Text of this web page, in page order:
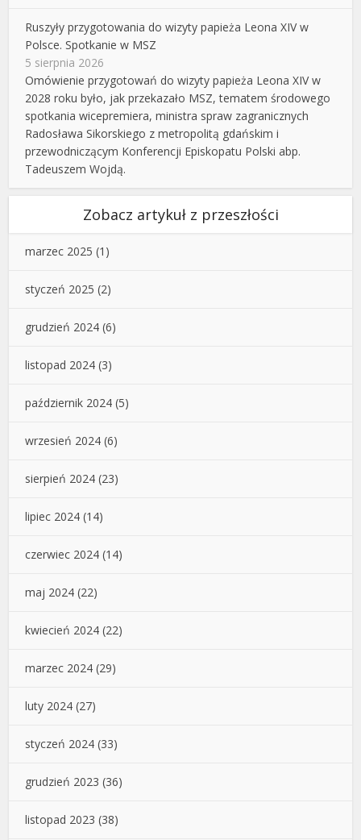
Ruszyły przygotowania do wizyty papieża Leona XIV w
Polsce. Spotkanie w MSZ
5 sierpnia 2026
Omówienie przygotowań do wizyty papieża Leona XIV w
2028 roku było, jak przekazało MSZ, tematem środowego
spotkania wicepremiera, ministra spraw zagranicznych
Radosława Sikorskiego z metropolitą gdańskim i
przewodniczącym Konferencji Episkopatu Polski abp.
Tadeuszem Wojdą.
Zobacz artykuł z przeszłości
marzec 2025 (1)
styczeń 2025 (2)
grudzień 2024 (6)
listopad 2024 (3)
październik 2024 (5)
wrzesień 2024 (6)
sierpień 2024 (23)
lipiec 2024 (14)
czerwiec 2024 (14)
maj 2024 (22)
kwiecień 2024 (22)
marzec 2024 (29)
luty 2024 (27)
styczeń 2024 (33)
grudzień 2023 (36)
listopad 2023 (38)